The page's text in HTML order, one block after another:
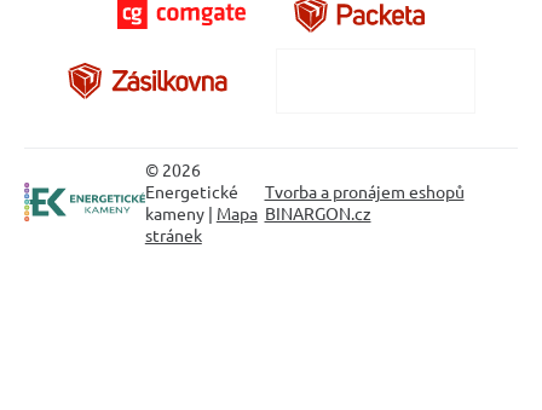
© 2026
Energetické
kameny | Mapa
stránek
Tvorba a pronájem eshopů
BINARGON.cz